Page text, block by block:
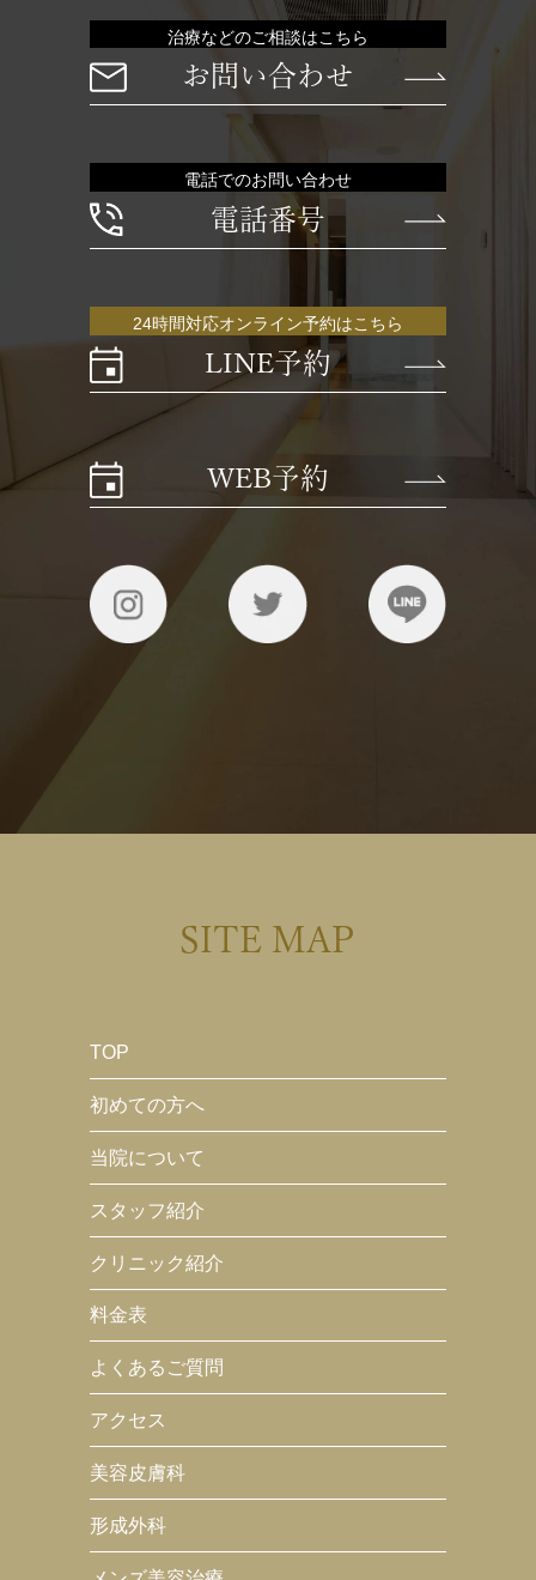
治療などのご相談はこちら
お問い合わせ
電話でのお問い合わせ
電話番号
24時間対応オンライン予約はこちら
LINE予約
WEB予約
SITE MAP
TOP
初めての方へ
当院について
スタッフ紹介
クリニック紹介
料金表
よくあるご質問
アクセス
美容皮膚科
形成外科